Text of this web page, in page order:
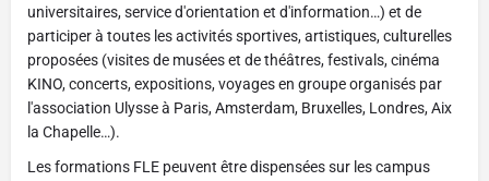
universitaires, service d'orientation et d'information…) et de
participer à toutes les activités sportives, artistiques, culturelles
proposées (visites de musées et de théâtres, festivals, cinéma
KINO, concerts, expositions, voyages en groupe organisés par
l'association Ulysse à Paris, Amsterdam, Bruxelles, Londres, Aix
la Chapelle…).
Les formations FLE peuvent être dispensées sur les campus